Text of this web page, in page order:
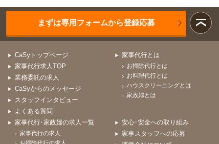
まずは専用フォームから登録応募
CaSyトップページ
家事代行求人TOP
業務委託の求人
CaSyからのメッセージ
スタッフインタビュー
よくある質問
家事代行とは
お掃除代行とは
お料理代行とは
ハウスクリーニングとは
家政婦とは
家事代行･家政婦の求人一覧
家事代行の求人
安心･安全への取り組み
家事スタッフへの応募